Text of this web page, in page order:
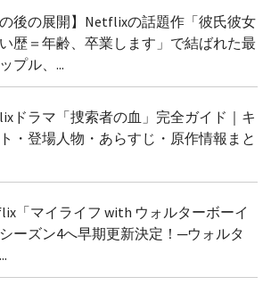
の後の展開】Netflixの話題作「彼氏彼女
歴＝年齢、卒業します」で結ばれた最
プル、...
ドラマ「捜索者の血」完全ガイド｜キ
・登場人物・あらすじ・原作情報まと
「マイライフ with ウォルターボーイ
ーズン4へ早期更新決定！─ウォルタ